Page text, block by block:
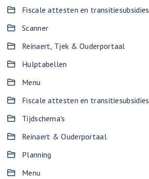
Fiscale attesten en transitiesubsidies
Scanner
Reinaert, Tjek & Ouderportaal
Hulptabellen
Menu
Fiscale attesten en transitiesubsidies
Tijdschema's
Reinaert & Ouderportaal
Planning
Menu